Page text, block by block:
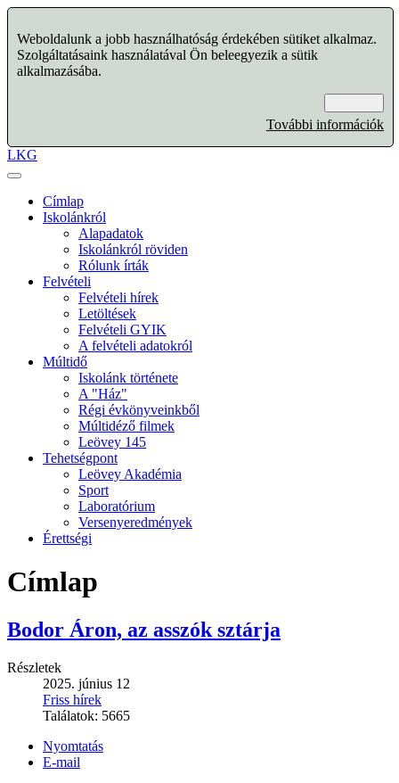
Weboldalunk a jobb használhatóság érdekében sütiket alkalmaz.
Szolgáltatásaink használatával Ön beleegyezik a sütik
alkalmazásába.
További információk
LKG
Címlap
Iskolánkról
Alapadatok
Iskolánkról röviden
Rólunk írták
Felvételi
Felvételi hírek
Letöltések
Felvételi GYIK
A felvételi adatokról
Múltidő
Iskolánk története
A "Ház"
Régi évkönyveinkből
Múltidéző filmek
Leövey 145
Tehetségpont
Leövey Akadémia
Sport
Laboratórium
Versenyeredmények
Érettségi
Címlap
Bodor Áron, az asszók sztárja
Részletek
2025. június 12
Friss hírek
Találatok: 5665
Nyomtatás
E-mail